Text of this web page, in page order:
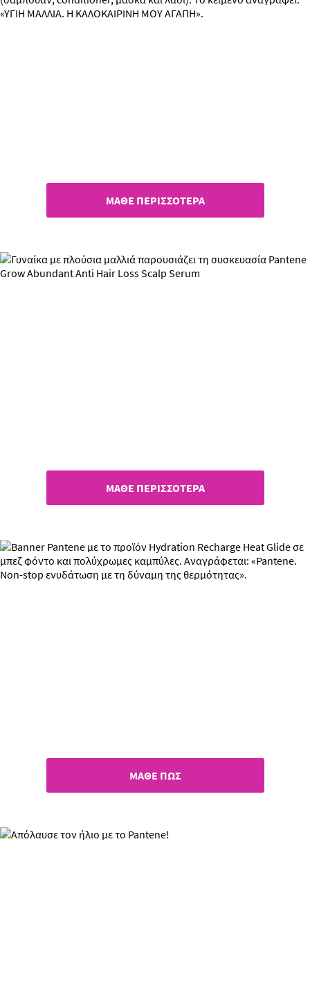
ΜΑΘΕ ΠΕΡΙΣΣΟΤΕΡΑ
ΜΑΘΕ ΠΕΡΙΣΣΟΤΕΡΑ
ΜΑΘΕ ΠΩΣ